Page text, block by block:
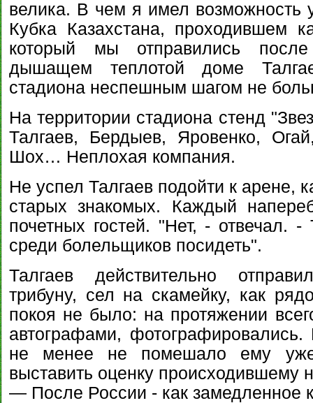
велика. В чем я имел возможность
Кубка Казахстана, проходившем
который мы отправились
дышащем теплотой доме
стадиона неспешным шагом не
На территории стадиона стенд
Талгаев, Бердыев, Яровенко,
Шох… Неплохая компания.
Не успел Талгаев подойти к арене,
старых знакомых. Каждый
почетных гостей. "Нет, - отвечал.
среди болельщиков посидеть".
Талгаев действительно
трибуну, сел на скамейку, как
покоя не было: на протяжении
автографами,
не менее не помешало ему
выставить оценку происходившему
— После России - как замедленное